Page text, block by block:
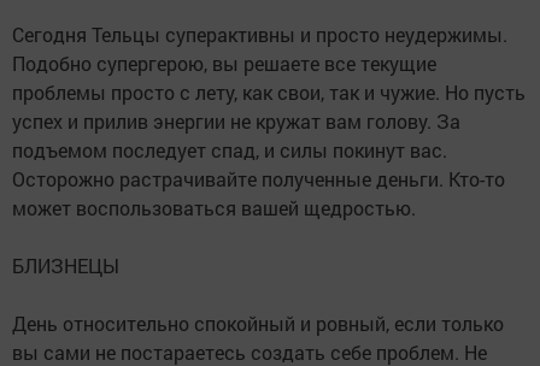
Сегодня Тельцы суперактивны и просто неудержимы.
Подобно супергерою, вы решаете все текущие
проблемы просто с лету, как свои, так и чужие. Но пусть
успех и прилив энергии не кружат вам голову. За
подъемом последует спад, и силы покинут вас.
Осторожно растрачивайте полученные деньги. Кто-то
может воспользоваться вашей щедростью.
БЛИЗНЕЦЫ
День относительно спокойный и ровный, если только
вы сами не постараетесь создать себе проблем. Не